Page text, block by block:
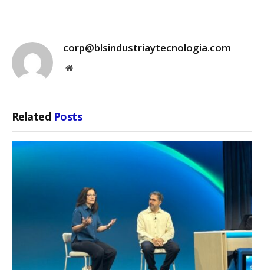
corp@blsindustriaytecnologia.com
Website
Related Posts